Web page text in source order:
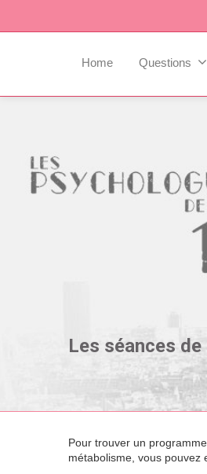
Home Questions
Les séances
Pour trouver un
métabolisme, vous pouvez